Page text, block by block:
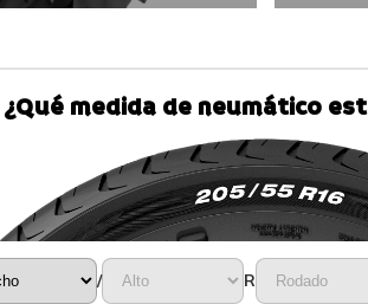
¿Qué medida de neumático
/ R